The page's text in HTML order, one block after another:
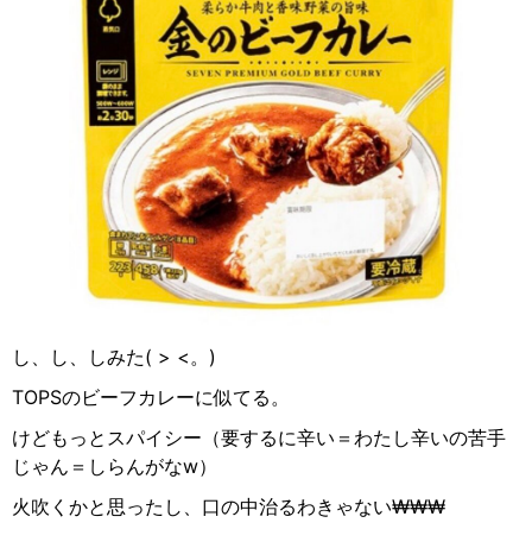
し、し、しみた( > < 。 )
TOPSのビーフカレーに似てる。
けどもっとスパイシー（要するに辛い＝わたし辛いの苦手
じゃん＝しらんがなw）
火吹くかと思ったし、口の中治るわきゃない₩₩₩